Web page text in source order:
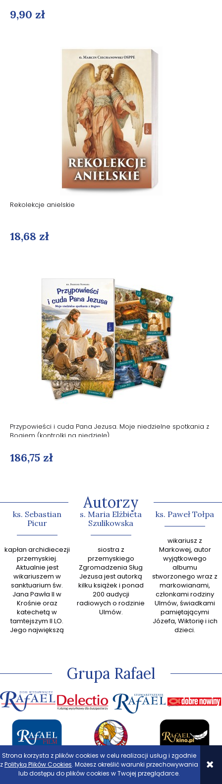
Strona korzysta z plików cookies w celu realizacji usług i zgodnie
zPolityką Plików Cookies. Możesz określić warunki przechowywania
lub dostępu do plików cookies w Twojej przeglądarce.
9,90 zł
Rekolekcje anielskie
18,68 zł
Przypowieści i cuda Pana Jezusa. Moje niedzielne spotkania z
Bogiem (kontrolki na niedzielę)
186,75 zł
Autorzy
ks. Sebastian
Picur
kapłan archidiecezji
przemyskiej.
Aktualnie jest
wikariuszem w
sanktuarium św.
Jana Pawła II w
Krośnie oraz
katechetą w
tamtejszym II LO.
Jego największą
odkrywać miłość
s. Maria Elżbieta
Szulikowska
siostra z
przemyskiego
Zgromadzenia Sług
Jezusa jest autorką
kilku książek i ponad
200 audycji
radiowych o rodzinie
Ulmów.
ks. Paweł Tołpa
wikariusz z
Markowej, autor
wyjątkowego
albumu
stworzonego wraz z
markowianami,
członkami rodziny
Ulmów, świadkami
pamiętającymi
Józefa, Wiktorię i ich
dzieci.
abp
Grupa Rafael